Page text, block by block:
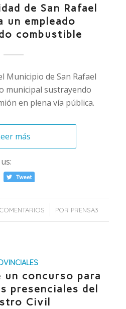
de San Rafael
un empleado
combustible
Municipio de San Rafael
municipal sustrayendo
en plena vía pública.
más
/ POR PRENSA3
un concurso para
presenciales del
Civil